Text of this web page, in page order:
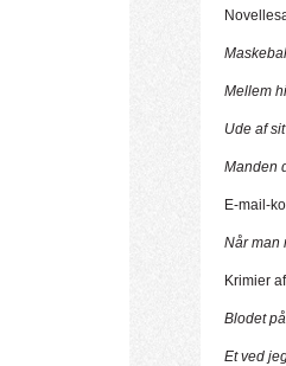
Mellem
Ude af
Manden
E-mail-
Når man
Krimier
Blodet
Et ved